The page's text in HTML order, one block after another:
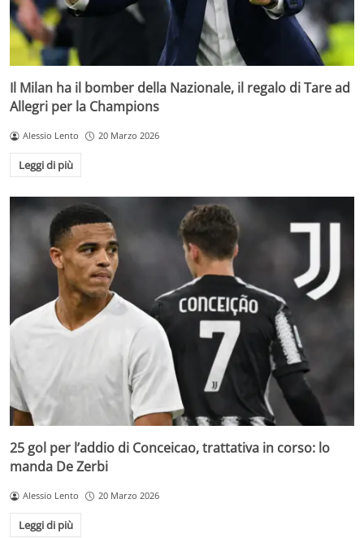
Il Milan ha il bomber della Nazionale, il regalo di Tare ad
Allegri per la Champions
Alessio Lento 20 Marzo 2026
Leggi di più
25 gol per l’addio di Conceicao, trattativa in corso: lo
manda De Zerbi
Alessio Lento 20 Marzo 2026
Leggi di più